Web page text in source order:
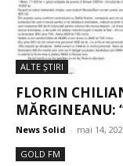
ALTE ŞTIRI
FLORIN
MĂRGINEANU:
News Solid - mai 14,
GOLD FM